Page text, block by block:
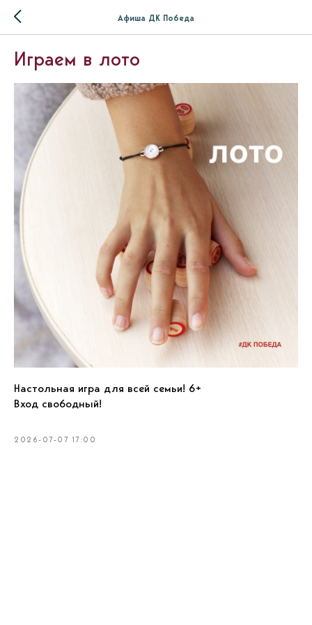
Афиша ДК Победа
Играем в лото
Настольная игра для всей семьи! 6+
Вход свободный!
2026-07-07 17:00